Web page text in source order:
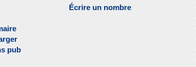
pub
Écrire un nombre